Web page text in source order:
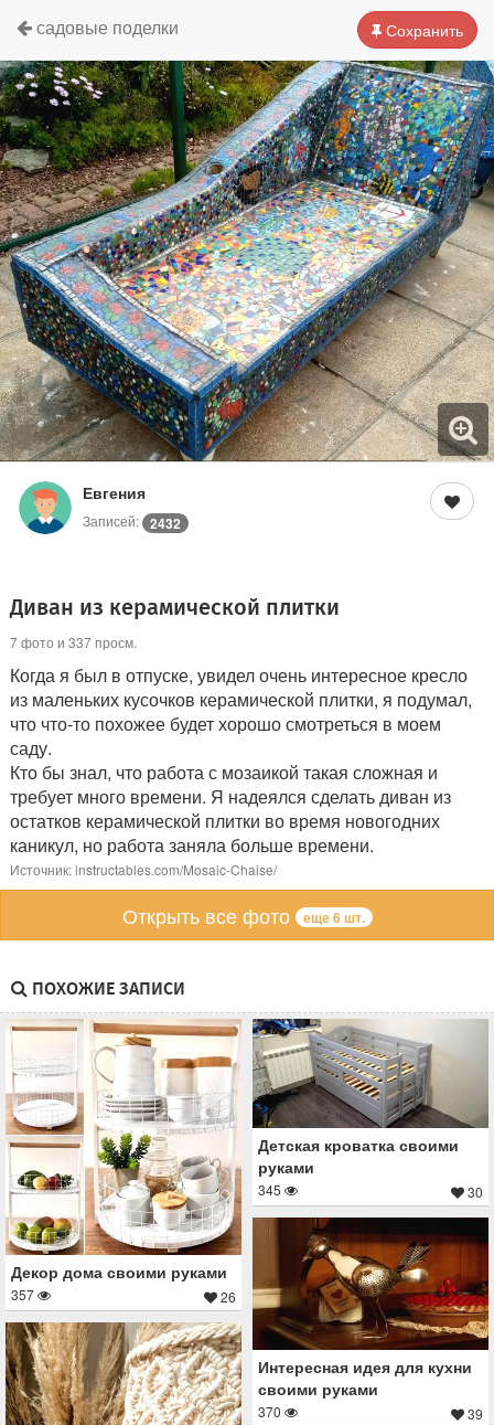
Сохранить
садовые поделки
Евгения
Записей: 2432
Диван из керамической плитки
7 фото и 337 просм.
Когда я был в отпуске, увидел очень интересное кресло
из маленьких кусочков керамической плитки, я подумал,
что что-то похожее будет хорошо смотреться в моем
саду.
Кто бы знал, что работа с мозаикой такая сложная и
требует много времени. Я надеялся сделать диван из
остатков керамической плитки во время новогодних
каникул, но работа заняла больше времени.
Источник: instructables.com/Mosaic-Chaise/
Открыть все фото еще 6 шт.
ПОХОЖИЕ ЗАПИСИ
Декор дома своими руками
357 26
Детская кроватка своими
руками
345 30
Интересная идея для кухни
своими руками
370 39